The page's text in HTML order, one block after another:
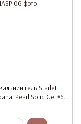
гель Starlet
Pearl Solid Gel #6,